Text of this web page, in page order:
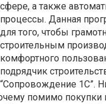
сфере, а также
процессы. Данная
для того, чтобы
строительным
комфортного
подрядчик
“Сопровождение 1С”.
помимо покупки